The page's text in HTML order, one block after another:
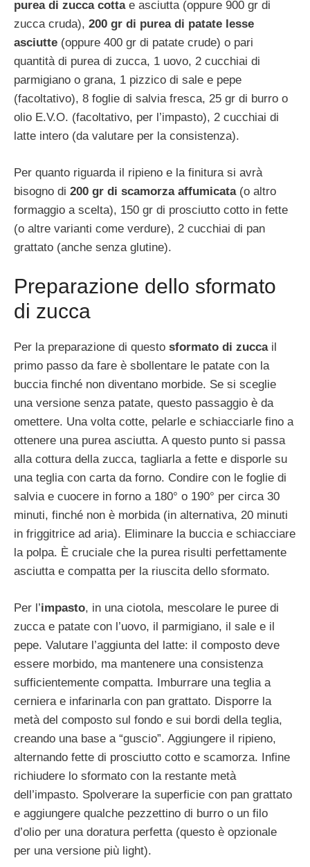
purea di zucca cottae asciutta (oppure 900 gr di
zucca cruda), 200 gr di purea di patate lesse
asciutte (oppure 400 gr di patate crude) o pari
quantità di purea di zucca, 1 uovo, 2 cucchiai di
parmigiano o grana, 1 pizzico di sale e pepe
(facoltativo), 8 foglie di salvia fresca, 25 gr di burro o
olio E.V.O. (facoltativo, per l’impasto), 2 cucchiai di
latte intero (da valutare per la consistenza).
Per quanto riguarda il ripieno e la finitura si avrà
bisogno di 200 gr di scamorza affumicata(o altro
formaggio a scelta), 150 gr di prosciutto cotto in fette
(o altre varianti come verdure), 2 cucchiai di pan
grattato (anche senza glutine).
Preparazione dello sformato
di zucca
Per la preparazione di questo sformato di zuccail
primo passo da fare è sbollentare le patate con la
buccia finché non diventano morbide. Se si sceglie
una versione senza patate, questo passaggio è da
omettere. Una volta cotte, pelarle e schiacciarle fino a
ottenere una purea asciutta. A questo punto si passa
alla cottura della zucca, tagliarla a fette e disporle su
una teglia con carta da forno. Condire con le foglie di
salvia e cuocere in forno a 180° o 190° per circa 30
minuti, finché non è morbida (in alternativa, 20 minuti
in friggitrice ad aria). Eliminare la buccia e schiacciare
la polpa. È cruciale che la purea risulti perfettamente
asciutta e compatta per la riuscita dello sformato.
Per l’impasto, in una ciotola, mescolare le puree di
zucca e patate con l’uovo, il parmigiano, il sale e il
pepe. Valutare l’aggiunta del latte: il composto deve
essere morbido, ma mantenere una consistenza
sufficientemente compatta. Imburrare una teglia a
cerniera e infarinarla con pan grattato. Disporre la
metà del composto sul fondo e sui bordi della teglia,
creando una base a “guscio”. Aggiungere il ripieno,
alternando fette di prosciutto cotto e scamorza. Infine
richiudere lo sformato con la restante metà
dell’impasto. Spolverare la superficie con pan grattato
e aggiungere qualche pezzettino di burro o un filo
d’olio per una doratura perfetta (questo è opzionale
per una versione più light).